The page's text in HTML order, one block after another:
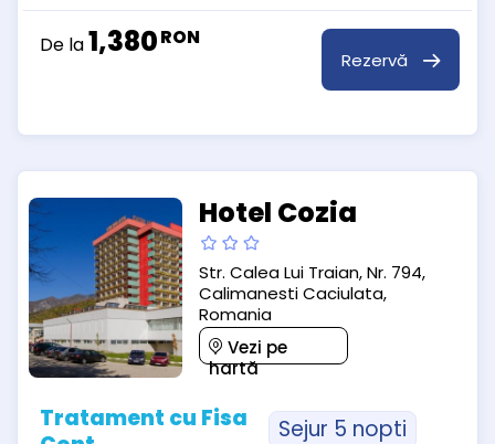
De la1,380RON
Rezervă
Hotel Cozia
Str. Calea Lui Traian, Nr. 794,
Calimanesti Caciulata,
Romania
Vezi pe
hartă
Tratament cu Fisa
Sejur 5 nopti